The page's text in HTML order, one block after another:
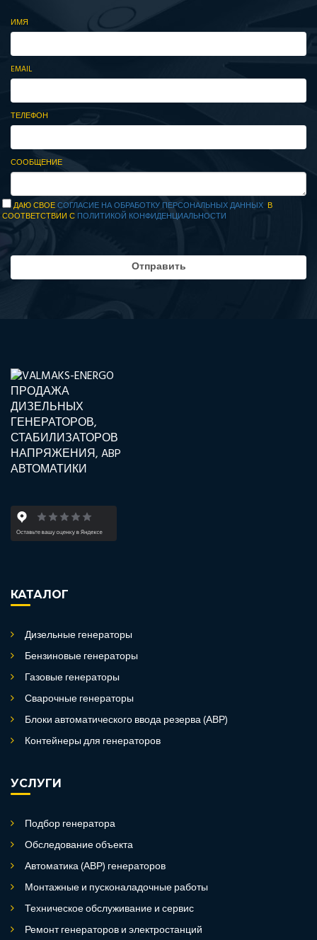
ИМЯ
EMAIL
ТЕЛЕФОН
СООБЩЕНИЕ
ДАЮ СВОЕСОГЛАСИЕ НА ОБРАБОТКУ ПЕРСОНАЛЬНЫХ ДАННЫХ В
СООТВЕТСТВИИ С ПОЛИТИКОЙ КОНФИДЕНЦИАЛЬНОСТИ
КАТАЛОГ
Дизельные генераторы
Бензиновые генераторы
Газовые генераторы
Сварочные генераторы
Блоки автоматического ввода резерва (АВР)
Контейнеры для генераторов
УСЛУГИ
Подбор генератора
Обследование объекта
Автоматика (АВР) генераторов
Монтажные и пусконаладочные работы
Техническое обслуживание и сервис
Ремонт генераторов и электростанций